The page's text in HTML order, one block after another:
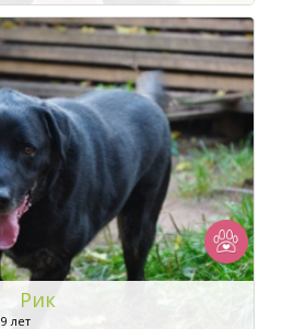
Рик
9 лет